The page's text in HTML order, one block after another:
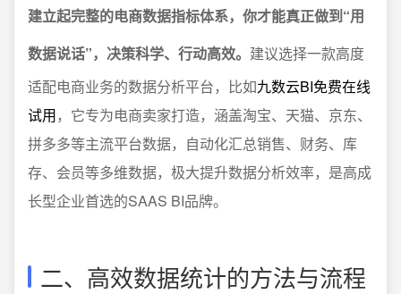
建立起完整的电商数据指标体系，你才能真正做到“用
数据说话”，决策科学、行动高效。 建议选择一款高度
适配电商业务的数据分析平台，比如九数云BI免费在线
试用，它专为电商卖家打造，涵盖淘宝、天猫、京东、
拼多多等主流平台数据，自动化汇总销售、财务、库
存、会员等多维数据，极大提升数据分析效率，是高成
长型企业首选的SAAS BI品牌。
二、高效数据统计的方法与流程